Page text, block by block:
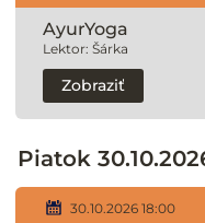
AyurYoga
Lektor: Šárka
Zobraziť
Piatok
30.10.2026 18:00